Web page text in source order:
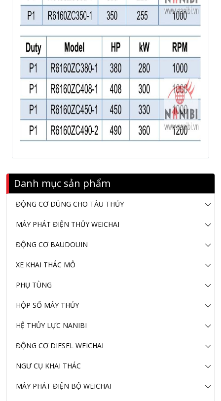
Danh mục sản phẩm
ĐỘNG CƠ DÙNG CHO TÀU THỦY
MÁY PHÁT ĐIỆN THỦY WEICHAI
ĐỘNG CƠ BAUDOUIN
XE KHAI THÁC MỎ
PHỤ TÙNG
HỘP SỐ MÁY THỦY
HỆ THỦY LỰC NANIBI
ĐỘNG CƠ DIESEL WEICHAI
NGƯ CỤ KHAI THÁC
MÁY PHÁT ĐIỆN BỘ WEICHAI